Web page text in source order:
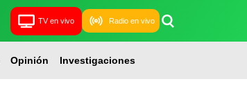
TV en vivo Radio en vivo
Opinión Investigaciones